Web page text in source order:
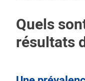
Quels
résultats